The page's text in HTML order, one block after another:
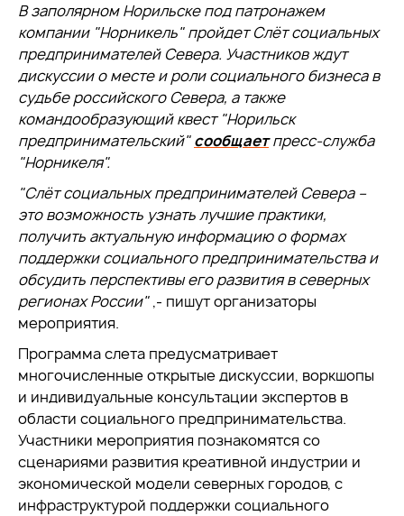
В заполярном Норильске под патронажем
компании "Норникель" пройдет Слёт социальных
предпринимателей Севера. Участников ждут
дискуссии о месте и роли социального бизнеса в
судьбе российского Севера, а также
командообразующий квест "Норильск
предпринимательский"сообщаетпресс-служба
"Норникеля".
"Слёт социальных предпринимателей Севера –
это возможность узнать лучшие практики,
получить актуальную информацию о формах
поддержки социального предпринимательства и
обсудить перспективы его развития в северных
регионах России",- пишут организаторы
мероприятия.
Программа слета предусматривает
многочисленные открытые дискуссии, воркшопы
и индивидуальные консультации экспертов в
области социального предпринимательства.
Участники мероприятия познакомятся со
сценариями развития креативной индустрии и
экономической модели северных городов, с
инфраструктурой поддержки социального